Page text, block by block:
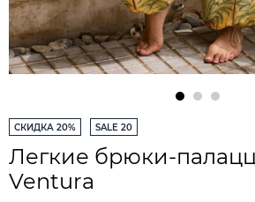
СКИДКА 20% SALE 20
Легкие брюки-
Ventura